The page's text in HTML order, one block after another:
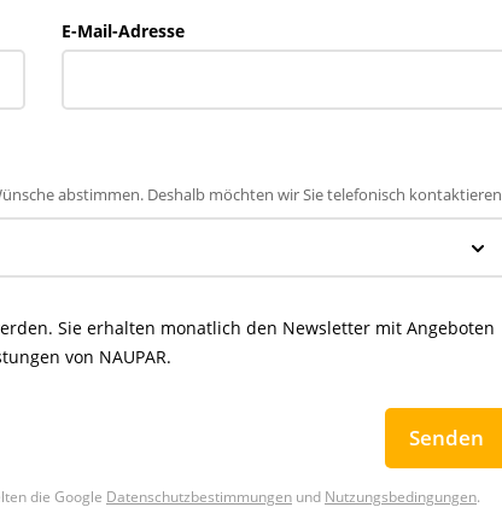
E-Mail-Adresse
abstimmen. Deshalb möchten wir Sie telefonisch
Sie erhalten monatlich den Newsletter mit Angeboten
von NAUPAR.
Senden
die Google Datenschutzbestimmungen und Nutzungsbedingungen.